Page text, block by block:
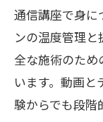
通信講座で身に
ンの温度管理
全な施術のため
います。動画と
験からでも段階